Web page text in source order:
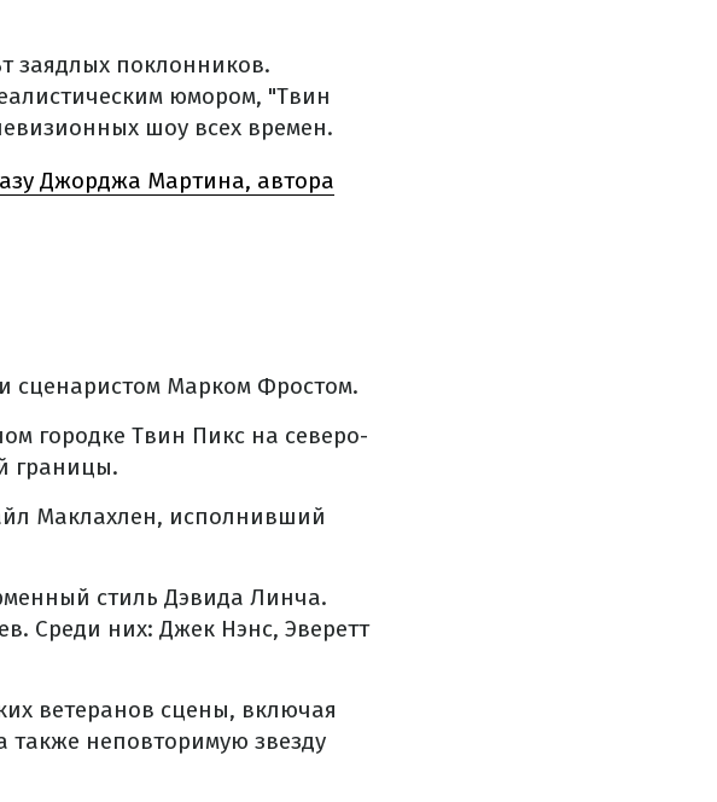
заядлых поклонников.
юмором, "Твин
шоу всех времен.
Джорджа Мартина, автора
сценаристом Марком Фростом.
городке Твин Пикс на северо-
границы.
Маклахлен, исполнивший
стиль Дэвида Линча.
Среди них: Джек Нэнс, Эверетт
ветеранов сцены, включая
также неповторимую звезду